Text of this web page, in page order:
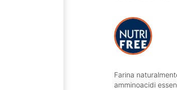
Farina
amminoacidi